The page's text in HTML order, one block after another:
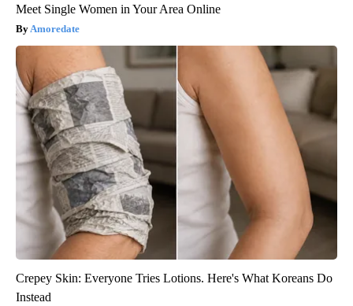
Meet Single Women in Your Area Online
Amoredate
Crepey Skin: Everyone Tries Lotions. Here's What Koreans Do
Instead